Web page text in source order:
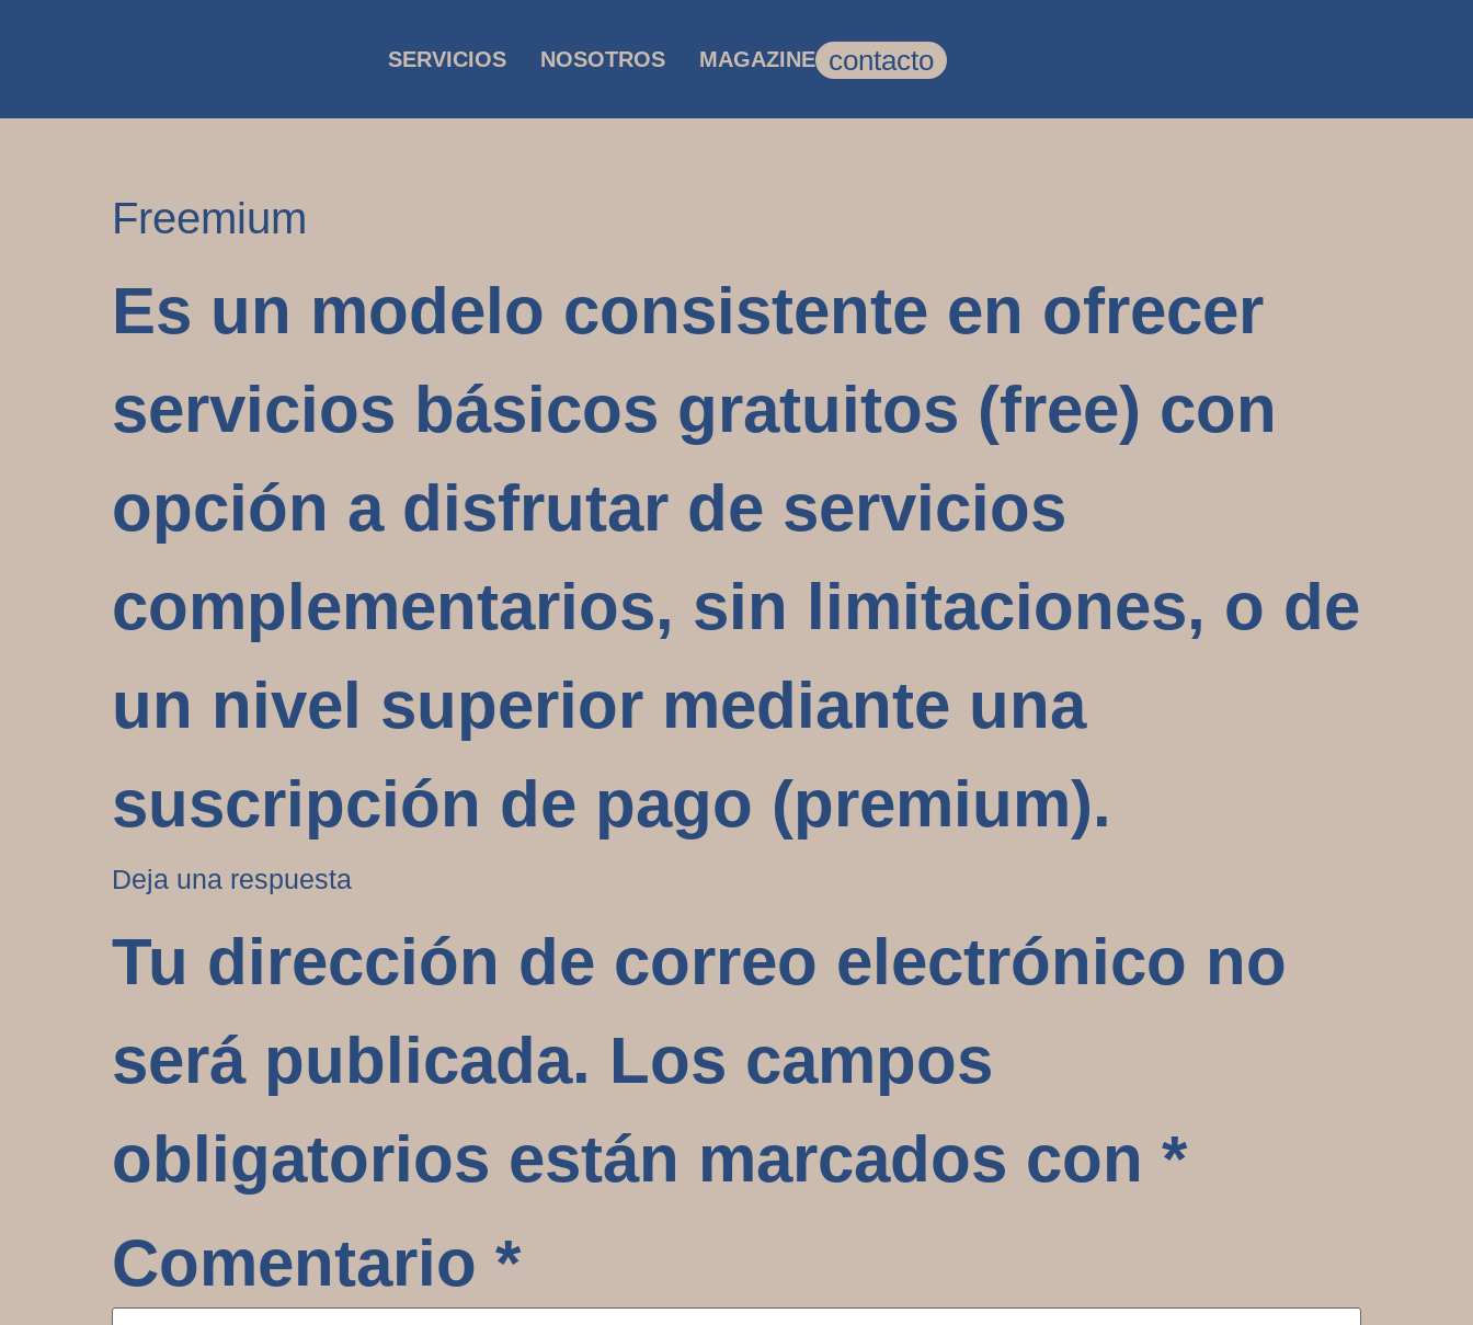
SERVICIOS NOSOTROS MAGAZINE contacto
Freemium
Es un modelo consistente en ofrecer
servicios básicos gratuitos (free) con
opción a disfrutar de servicios
complementarios, sin limitaciones, o de
un nivel superior mediante una
suscripción de pago (premium).
Deja una respuesta
Tu dirección de correo electrónico no
será publicada. Los campos
obligatorios están marcados con *
Comentario *